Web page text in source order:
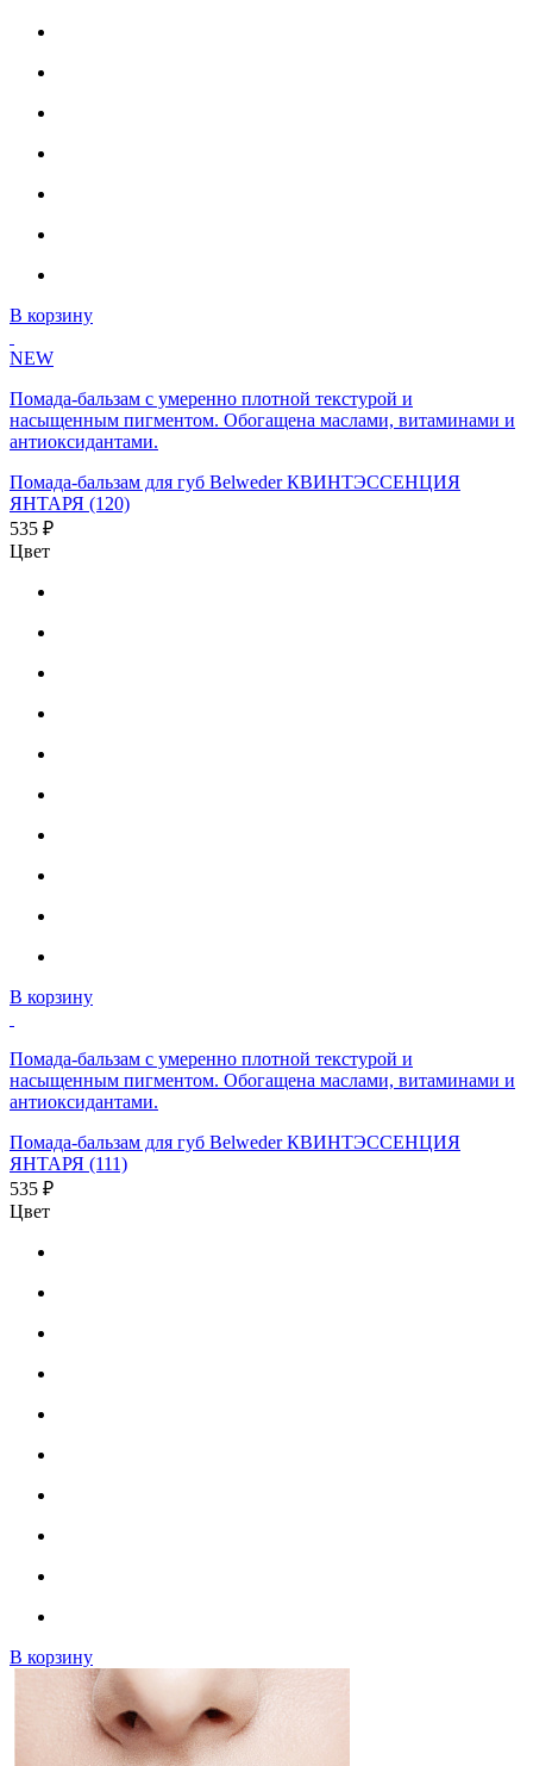
В корзину
NEW
Помада-бальзам с умеренно плотной текстурой и
насыщенным пигментом. Обогащена маслами, витаминами и
антиоксидантами.
Помада-бальзам для губ Belweder КВИНТЭССЕНЦИЯ
ЯНТАРЯ (120)
535 ₽
Цвет
В корзину
Помада-бальзам с умеренно плотной текстурой и
насыщенным пигментом. Обогащена маслами, витаминами и
антиоксидантами.
Помада-бальзам для губ Belweder КВИНТЭССЕНЦИЯ
ЯНТАРЯ (111)
535 ₽
Цвет
В корзину